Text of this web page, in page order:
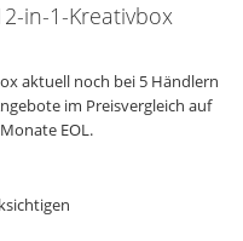
in-1-Kreativbox
aktuell noch bei 5 Händlern
im Preisvergleich auf
EOL.